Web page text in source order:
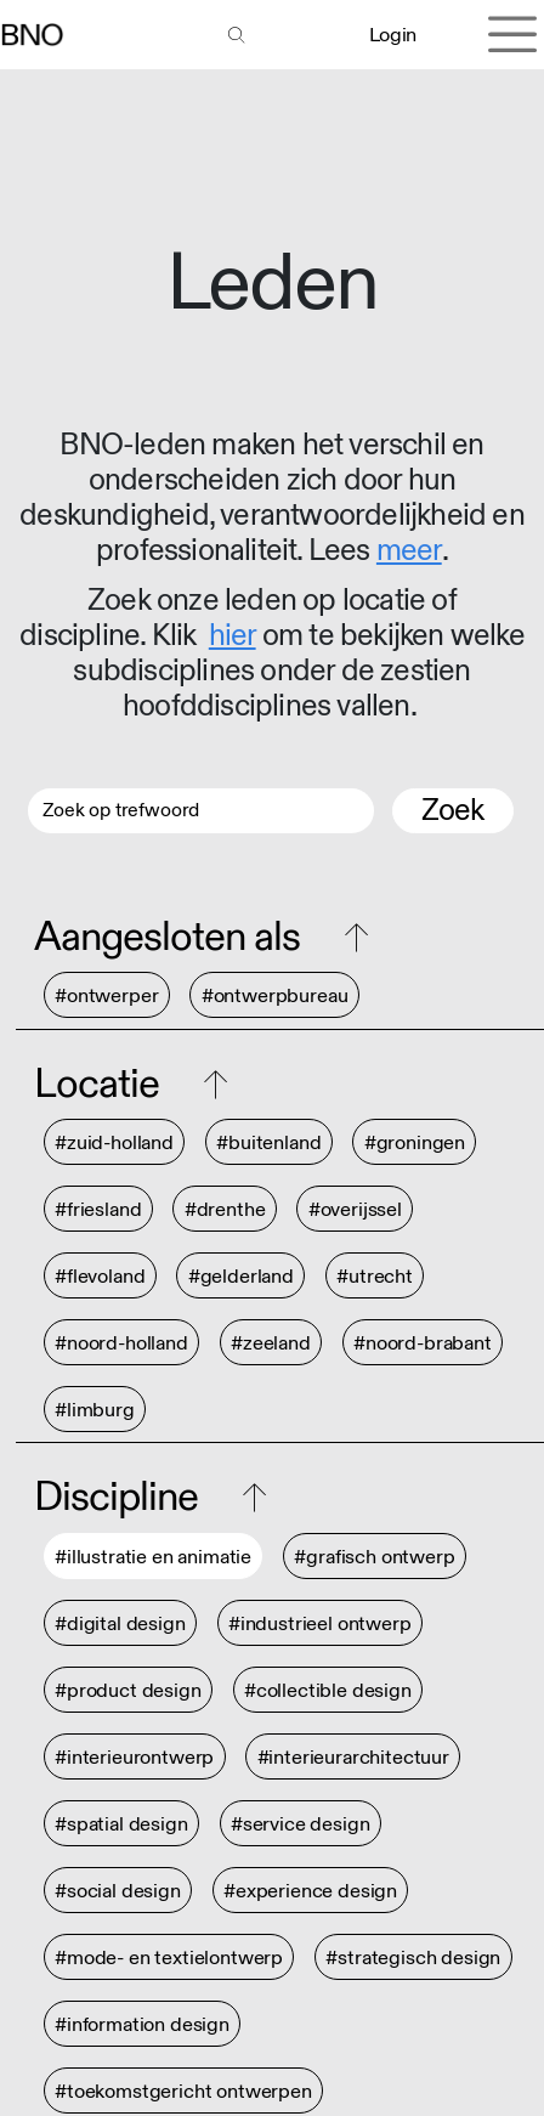
Login
Leden
BNO-leden maken het verschil en
onderscheiden zich door hun
deskundigheid, verantwoordelijkheid en
professionaliteit. Lees meer.
Zoek onze leden op locatie of
discipline. Klik hierom te bekijken welke
subdisciplines onder de zestien
hoofddisciplines vallen.
Zoek
Aangesloten als
#ontwerper #ontwerpbureau
Locatie
#zuid-holland #buitenland #groningen
#friesland #drenthe #overijssel
#flevoland #gelderland #utrecht
#noord-holland #zeeland #noord-brabant
#limburg
Discipline
#illustratie en animatie #grafisch ontwerp
#digital design #industrieel ontwerp
#product design #collectible design
#interieurontwerp #interieurarchitectuur
#spatial design #service design
#social design #experience design
#mode- en textielontwerp #strategisch design
#information design
#toekomstgericht ontwerpen